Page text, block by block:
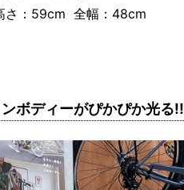
：59cm 全幅：48cm
ボディーがぴかぴか光る!!